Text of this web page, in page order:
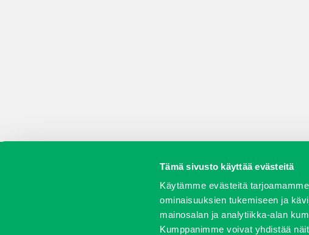
Tämä sivusto käyttää evästeitä
Käytämme evästeitä
ominaisuuksien tukemiseen ja
mainosalan ja analytiikka-alan
Kumppanimme voivat yhdistää
Vaihtokoneet Kalusteet Huolto ja